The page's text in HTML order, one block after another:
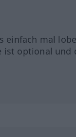
einfach mal
ist optional und